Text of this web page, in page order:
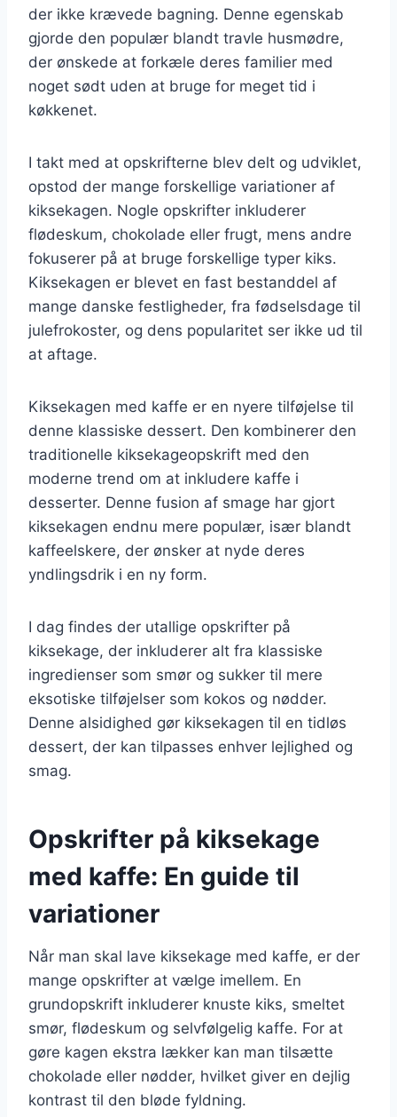
der ikke krævede bagning. Denne egenskab
gjorde den populær blandt travle husmødre,
der ønskede at forkæle deres familier med
noget sødt uden at bruge for meget tid i
køkkenet.
I takt med at opskrifterne blev delt og udviklet,
opstod der mange forskellige variationer af
kiksekagen. Nogle opskrifter inkluderer
flødeskum, chokolade eller frugt, mens andre
fokuserer på at bruge forskellige typer kiks.
Kiksekagen er blevet en fast bestanddel af
mange danske festligheder, fra fødselsdage til
julefrokoster, og dens popularitet ser ikke ud til
at aftage.
Kiksekagen med kaffe er en nyere tilføjelse til
denne klassiske dessert. Den kombinerer den
traditionelle kiksekageopskrift med den
moderne trend om at inkludere kaffe i
desserter. Denne fusion af smage har gjort
kiksekagen endnu mere populær, især blandt
kaffeelskere, der ønsker at nyde deres
yndlingsdrik i en ny form.
I dag findes der utallige opskrifter på
kiksekage, der inkluderer alt fra klassiske
ingredienser som smør og sukker til mere
eksotiske tilføjelser som kokos og nødder.
Denne alsidighed gør kiksekagen til en tidløs
dessert, der kan tilpasses enhver lejlighed og
smag.
Opskrifter på kiksekage
med kaffe: En guide til
variationer
Når man skal lave kiksekage med kaffe, er der
mange opskrifter at vælge imellem. En
grundopskrift inkluderer knuste kiks, smeltet
smør, flødeskum og selvfølgelig kaffe. For at
gøre kagen ekstra lækker kan man tilsætte
chokolade eller nødder, hvilket giver en dejlig
kontrast til den bløde fyldning.